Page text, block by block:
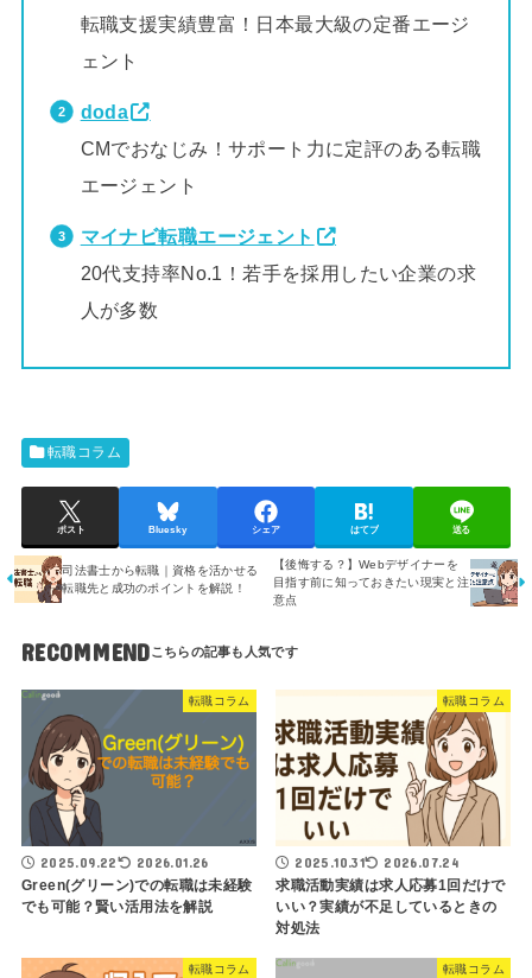
転職支援実績豊富！日本最大級の定番エージ
ェント
doda
CMでおなじみ！サポート力に定評のある転職
エージェント
マイナビ転職エージェント
20代支持率No.1！若手を採用したい企業の求
人が多数
転職コラム
ポスト Bluesky シェア はてブ 送る
司法書士から転職｜資格を活かせる
転職先と成功のポイントを解説！
【後悔する？】Webデザイナーを
目指す前に知っておきたい現実と注
意点
RECOMMEND
転職コラム
2025.09.22 2026.01.26
Green(グリーン)での転職は未経験
でも可能？賢い活用法を解説
転職コラム
2025.10.31 2026.07.24
求職活動実績は求人応募1回だけで
いい？実績が不足しているときの
対処法
転職コラム 転職コラム